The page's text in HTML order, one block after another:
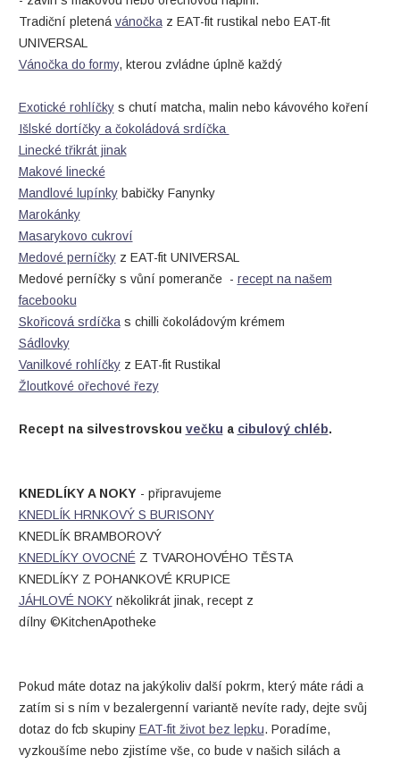
Tradiční pletená vánočkaz EAT-fit rustikal nebo EAT-fit
UNIVERSAL
Vánočka do formy, kterou zvládne úplně každý
Exotické rohlíčkys chutí matcha, malin nebo kávového koření
Išlské dortíčky a čokoládová srdíčka
Linecké třikrát jinak
Makové linecké
Mandlové lupínkybabičky Fanynky
Marokánky
Masarykovo cukroví
Medové perníčkyz EAT-fit UNIVERSAL
Medové perníčky s vůní pomeranče - recept na našem
facebooku
Skořicová srdíčkas chilli čokoládovým krémem
Sádlovky
Vanilkové rohlíčkyz EAT-fit Rustikal
Žloutkové ořechové řezy
Recept na silvestrovskou večku a cibulový chléb.
KNEDLÍKY A NOKY - připravujeme
KNEDLÍK HRNKOVÝ S BURISONY
KNEDLÍK BRAMBOROVÝ
KNEDLÍKY OVOCNÉ Z TVAROHOVÉHO TĚSTA
KNEDLÍKY Z POHANKOVÉ KRUPICE
JÁHLOVÉ NOKYněkolikrát jinak, recept z
dílny ©KitchenApotheke
Pokud máte dotaz na jakýkoliv další pokrm, který máte rádi a
zatím si s ním v bezalergenní variantě nevíte rady, dejte svůj
dotaz do fcb skupiny EAT-fit život bez lepku. Poradíme,
vyzkoušíme nebo zjistíme vše, co bude v našich silách a